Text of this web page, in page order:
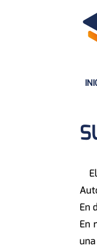
En
En